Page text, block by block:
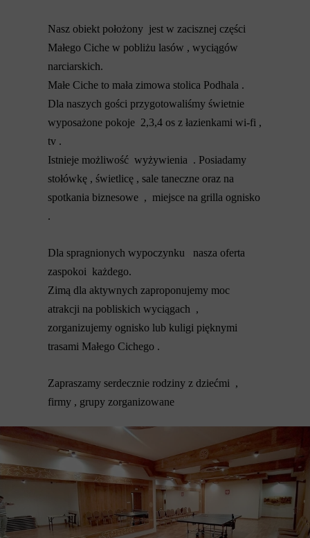
Nasz obiekt położony jest w zacisznej części
Małego Ciche w pobliżu lasów , wyciągów
narciarskich.
Małe Ciche to mała zimowa stolica Podhala .
Dla naszych gości przygotowaliśmy świetnie
wyposażone pokoje 2,3,4 os z łazienkami wi-fi ,
tv .
Istnieje możliwość wyżywienia . Posiadamy
stołówkę , świetlicę , sale taneczne oraz na
spotkania biznesowe , miejsce na grilla ognisko
.
Dla spragnionych wypoczynku nasza oferta
zaspokoi każdego.
Zimą dla aktywnych zaproponujemy moc
atrakcji na pobliskich wyciągach ,
zorganizujemy ognisko lub kuligi pięknymi
trasami Małego Cichego .
Zapraszamy serdecznie rodziny z dziećmi ,
firmy , grupy zorganizowane